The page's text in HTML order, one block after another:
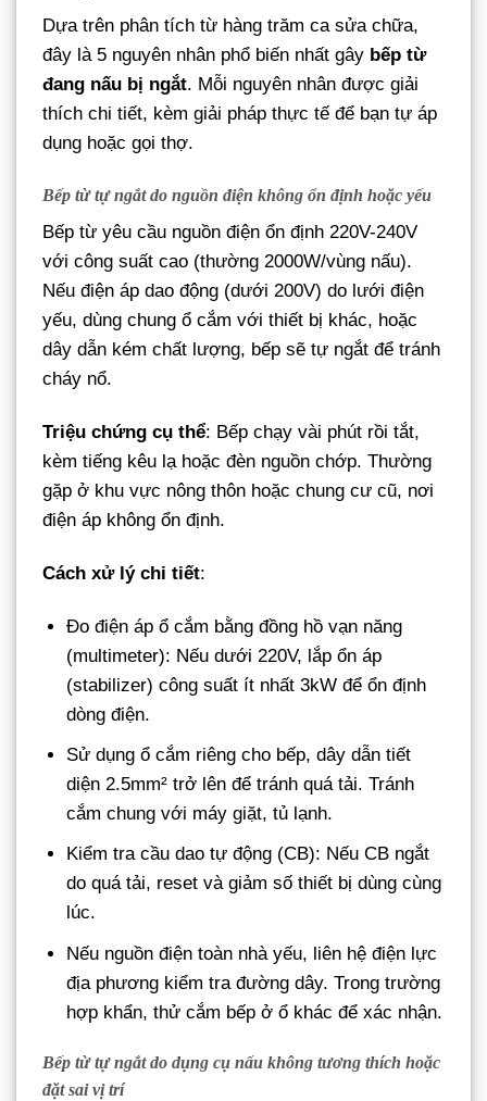
Dựa trên phân tích từ hàng trăm ca sửa chữa,
đây là 5 nguyên nhân phổ biến nhất gây bếp từ
đang nấu bị ngắt. Mỗi nguyên nhân được giải
thích chi tiết, kèm giải pháp thực tế để bạn tự áp
dụng hoặc gọi thợ.
Bếp từ tự ngắt do nguồn điện không ổn định hoặc yếu
Bếp từ yêu cầu nguồn điện ổn định 220V-240V
với công suất cao (thường 2000W/vùng nấu).
Nếu điện áp dao động (dưới 200V) do lưới điện
yếu, dùng chung ổ cắm với thiết bị khác, hoặc
dây dẫn kém chất lượng, bếp sẽ tự ngắt để tránh
cháy nổ.
Triệu chứng cụ thể: Bếp chạy vài phút rồi tắt,
kèm tiếng kêu lạ hoặc đèn nguồn chớp. Thường
gặp ở khu vực nông thôn hoặc chung cư cũ, nơi
điện áp không ổn định.
Cách xử lý chi tiết:
Đo điện áp ổ cắm bằng đồng hồ vạn năng
(multimeter): Nếu dưới 220V, lắp ổn áp
(stabilizer) công suất ít nhất 3kW để ổn định
dòng điện.
Sử dụng ổ cắm riêng cho bếp, dây dẫn tiết
diện 2.5mm² trở lên để tránh quá tải. Tránh
cắm chung với máy giặt, tủ lạnh.
Kiểm tra cầu dao tự động (CB): Nếu CB ngắt
do quá tải, reset và giảm số thiết bị dùng cùng
lúc.
Nếu nguồn điện toàn nhà yếu, liên hệ điện lực
địa phương kiểm tra đường dây. Trong trường
hợp khẩn, thử cắm bếp ở ổ khác để xác nhận.
Bếp từ tự ngắt do dụng cụ nấu không tương thích hoặc
đặt sai vị trí